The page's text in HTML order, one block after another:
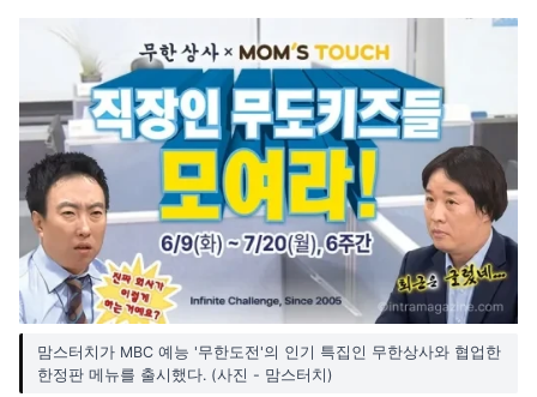
맘스터치가 MBC 예능 '무한도전'의 인기 특집인 무한상사와 협업한
한정판 메뉴를 출시했다. (사진 - 맘스터치)